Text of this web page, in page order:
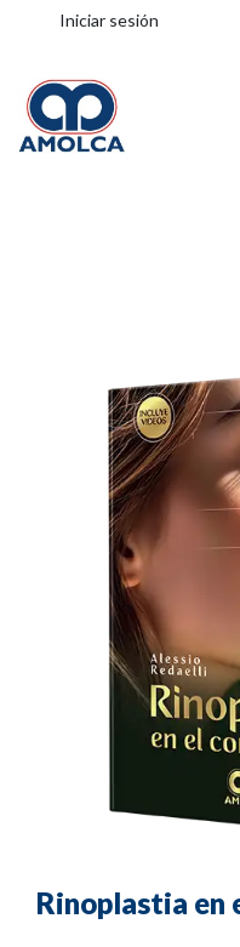
Iniciar sesión
Rinoplastia en